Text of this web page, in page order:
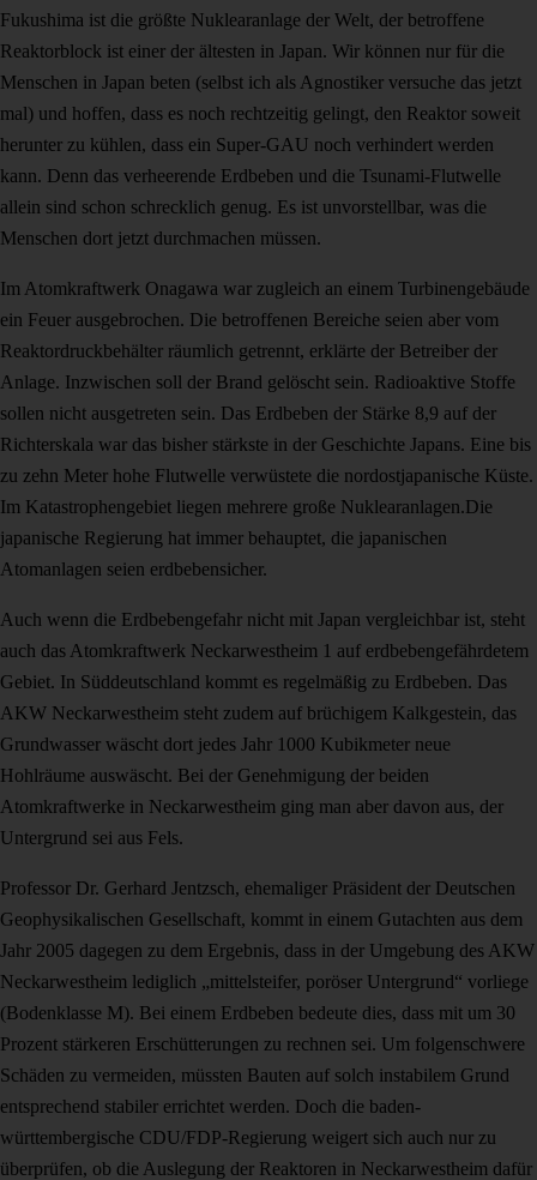
Fukushima ist die größte Nuklearanlage der Welt, der betroffene
Reaktorblock ist einer der ältesten in Japan. Wir können nur für die
Menschen in Japan beten (selbst ich als Agnostiker versuche das jetzt
mal) und hoffen, dass es noch rechtzeitig gelingt, den Reaktor soweit
herunter zu kühlen, dass ein Super-GAU noch verhindert werden
kann. Denn das verheerende Erdbeben und die Tsunami-Flutwelle
allein sind schon schrecklich genug. Es ist unvorstellbar, was die
Menschen dort jetzt durchmachen müssen.
Im Atomkraftwerk Onagawa war zugleich an einem Turbinengebäude
ein Feuer ausgebrochen. Die betroffenen Bereiche seien aber vom
Reaktordruckbehälter räumlich getrennt, erklärte der Betreiber der
Anlage. Inzwischen soll der Brand gelöscht sein. Radioaktive Stoffe
sollen nicht ausgetreten sein. Das Erdbeben der Stärke 8,9 auf der
Richterskala war das bisher stärkste in der Geschichte Japans. Eine bis
zu zehn Meter hohe Flutwelle verwüstete die nordostjapanische Küste.
Im Katastrophengebiet liegen mehrere große Nuklearanlagen.Die
japanische Regierung hat immer behauptet, die japanischen
Atomanlagen seien erdbebensicher.
Auch wenn die Erdbebengefahr nicht mit Japan vergleichbar ist, steht
auch das Atomkraftwerk Neckarwestheim 1 auf erdbebengefährdetem
Gebiet. In Süddeutschland kommt es regelmäßig zu Erdbeben. Das
AKW Neckarwestheim steht zudem auf brüchigem Kalkgestein, das
Grundwasser wäscht dort jedes Jahr 1000 Kubikmeter neue
Hohlräume auswäscht. Bei der Genehmigung der beiden
Atomkraftwerke in Neckarwestheim ging man aber davon aus, der
Untergrund sei aus Fels.
Professor Dr. Gerhard Jentzsch, ehemaliger Präsident der Deutschen
Geophysikalischen Gesellschaft, kommt in einem Gutachten aus dem
Jahr 2005 dagegen zu dem Ergebnis, dass in der Umgebung des AKW
Neckarwestheim lediglich „mittelsteifer, poröser Untergrund“ vorliege
(Bodenklasse M). Bei einem Erdbeben bedeute dies, dass mit um 30
Prozent stärkeren Erschütterungen zu rechnen sei. Um folgenschwere
Schäden zu vermeiden, müssten Bauten auf solch instabilem Grund
entsprechend stabiler errichtet werden. Doch die baden-
württembergische CDU/FDP-Regierung weigert sich auch nur zu
überprüfen, ob die Auslegung der Reaktoren in Neckarwestheim dafür